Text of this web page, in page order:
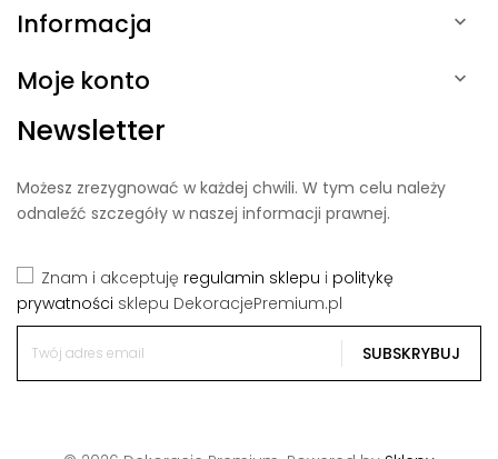
Informacja 
Moje konto 
Newsletter
Możesz zrezygnować w każdej chwili. W tym celu należy
odnaleźć szczegóły w naszej informacji prawnej.
Znam i akceptuję regulamin sklepu i politykę
prywatności sklepu DekoracjePremium.pl
SUBSKRYBUJ